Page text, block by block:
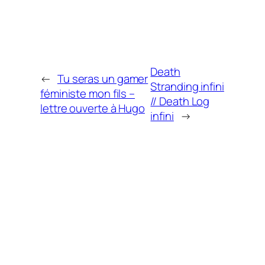
← Tu seras un gamer
féministe mon fils –
lettre ouverte à Hugo
Death
Stranding infini
// Death Log
infini →